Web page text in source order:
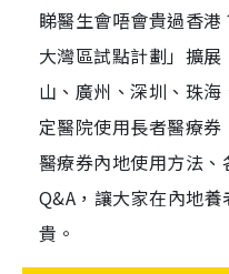
睇醫生會唔會貴過香
大灣區試點計劃」擴
山、廣州、深圳、珠
定醫院使用長者醫療
醫療券內地使用方法
Q&A，讓大家在內地
貴。